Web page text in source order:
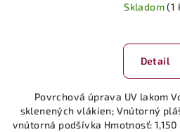
Skladom(1
Detail
Povrchová úprava UV lakom
sklenených vlákien; Vnútorný
vnútorná podšívka Hmotnosť: